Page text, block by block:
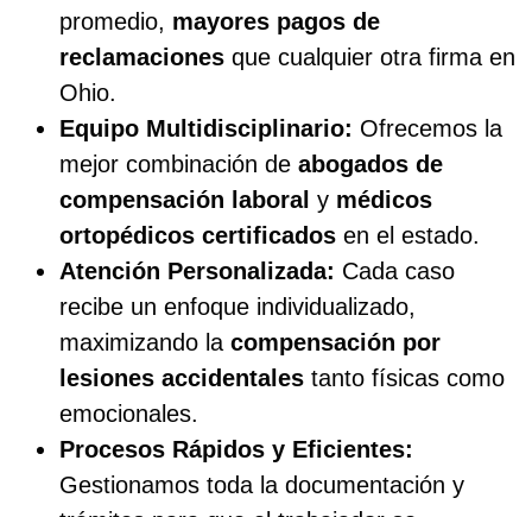
promedio, mayores pagos de
reclamaciones que cualquier otra firma en
Ohio.
Equipo Multidisciplinario: Ofrecemos la
mejor combinación de abogados de
compensación laboral y médicos
ortopédicos certificados en el estado.
Atención Personalizada: Cada caso
recibe un enfoque individualizado,
maximizando la compensación por
lesiones accidentales tanto físicas como
emocionales.
Procesos Rápidos y Eficientes:
Gestionamos toda la documentación y